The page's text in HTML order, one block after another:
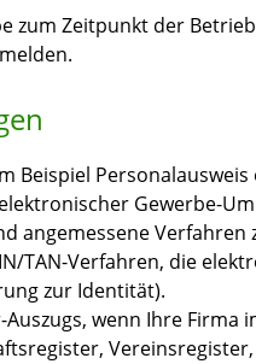
zum Zeitpunkt der
Beispiel
Gewerbe-
angemessene
TAN-Verfahren, die
zur Identität).
wenn Ihre Firma